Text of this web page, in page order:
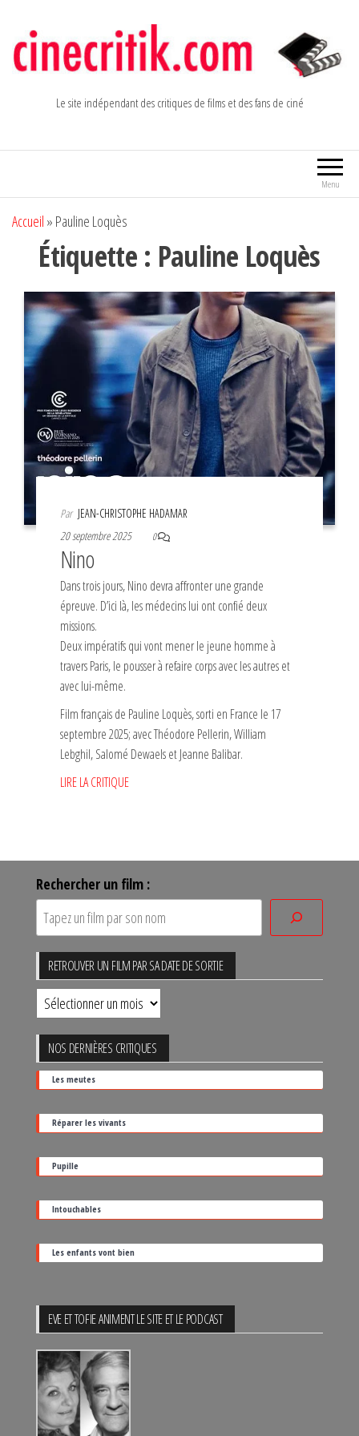
contenu
Le site indépendant des critiques de films et des fans de ciné
Menu
Accueil » Pauline Loquès
Étiquette : Pauline Loquès
Par JEAN-CHRISTOPHE HADAMAR
20 septembre 2025
0
Nino
Dans trois jours, Nino devra affronter une grande
épreuve. D’ici là, les médecins lui ont confié deux
missions.
Deux impératifs qui vont mener le jeune homme à
travers Paris, le pousser à refaire corps avec les autres et
avec lui-même.
Film français de Pauline Loquès, sorti en France le 17
septembre 2025; avec Théodore Pellerin, William
Lebghil, Salomé Dewaels et Jeanne Balibar.
LIRE LA CRITIQUE
Rechercher un film :
RETROUVER UN FILM PAR SA DATE DE SORTIE
Retrouver
un
film
par
sa
date
de
sortie
NOS DERNIÈRES CRITIQUES
Les meutes
Réparer les vivants
Pupille
Intouchables
Les enfants vont bien
EVE ET TOFIE ANIMENT LE SITE ET LE PODCAST